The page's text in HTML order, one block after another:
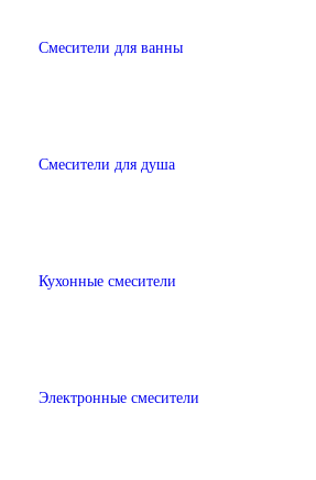
Смесители для ванны
Смесители для душа
Кухонные смесители
Электронные смесители